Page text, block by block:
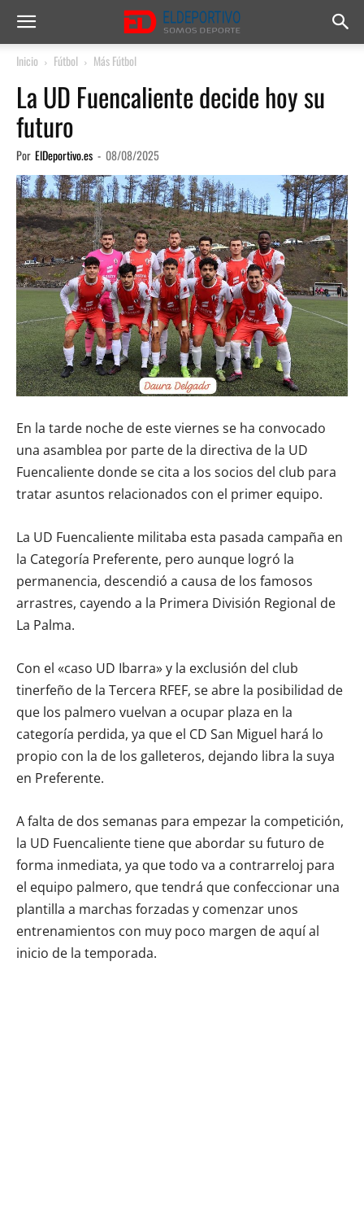
Inicio Fútbol Más Fútbol
La UD Fuencaliente decide hoy su
futuro
Por ElDeportivo.es - 08/08/2025
En la tarde noche de este viernes se ha convocado
una asamblea por parte de la directiva de la UD
Fuencaliente donde se cita a los socios del club para
tratar asuntos relacionados con el primer equipo.
La UD Fuencaliente militaba esta pasada campaña en
la Categoría Preferente, pero aunque logró la
permanencia, descendió a causa de los famosos
arrastres, cayendo a la Primera División Regional de
La Palma.
Con el «caso UD Ibarra» y la exclusión del club
tinerfeño de la Tercera RFEF, se abre la posibilidad de
que los palmero vuelvan a ocupar plaza en la
categoría perdida, ya que el CD San Miguel hará lo
propio con la de los galleteros, dejando libra la suya
en Preferente.
A falta de dos semanas para empezar la competición,
la UD Fuencaliente tiene que abordar su futuro de
forma inmediata, ya que todo va a contrarreloj para
el equipo palmero, que tendrá que confeccionar una
plantilla a marchas forzadas y comenzar unos
entrenamientos con muy poco margen de aquí al
inicio de la temporada.